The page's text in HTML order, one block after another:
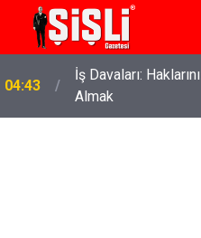
04:43
İş Davaları:
Almak